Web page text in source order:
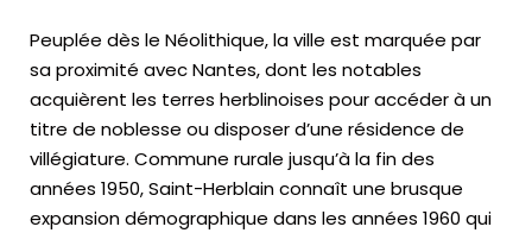
Peuplée dès le Néolithique, la ville est marquée par
sa proximité avec Nantes, dont les notables
acquièrent les terres herblinoises pour accéder à un
titre de noblesse ou disposer d’une résidence de
villégiature. Commune rurale jusqu’à la fin des
années 1950, Saint-Herblain connaît une brusque
expansion démographique dans les années 1960 qui